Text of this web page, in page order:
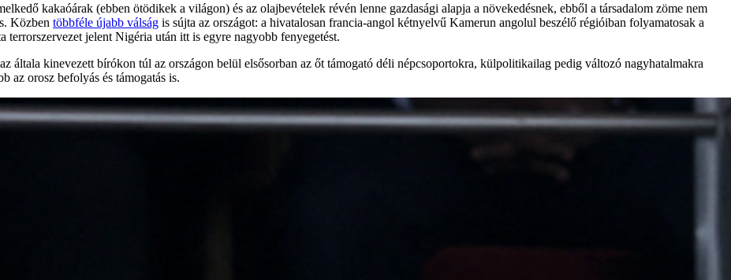
kakaóárak (ebben ötödikek a világon) és az olajbevételek révén lenne gazdasági alapja a növekedésnek, ebből a társadalom zöme nem
Közben többféle újabb válság is sújta az országot: a hivatalosan francia-angol kétnyelvű Kamerun angolul beszélő régióiban folyamatosak a
jelent Nigéria után itt is egyre nagyobb fenyegetést.
általa kinevezett bírókon túl az országon belül elsősorban az őt támogató déli népcsoportokra, külpolitikailag pedig változó nagyhatalmakra
az orosz befolyás és támogatás is.